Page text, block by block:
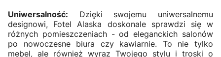
Uniwersalność: Dzięki swojemu uniwersalnemu
designowi, Fotel Alaska doskonale sprawdzi się w
różnych pomieszczeniach - od eleganckich salonów
po nowoczesne biura czy kawiarnie. To nie tylko
mebel, ale również wyraz Twojego stylu i troski o